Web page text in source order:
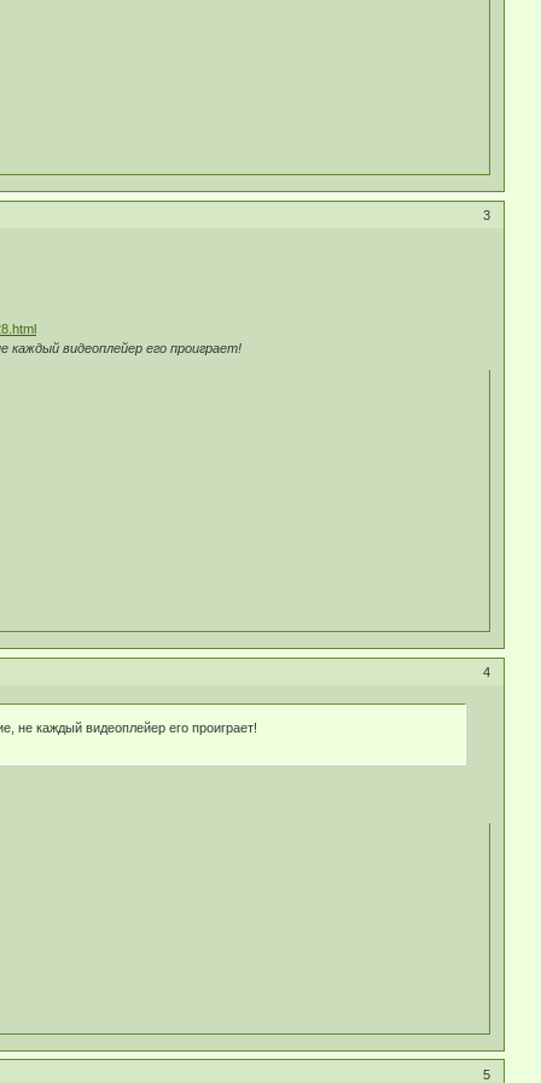
3
каждый видеоплейер его проиграет!
4
не каждый видеоплейер его проиграет!
5